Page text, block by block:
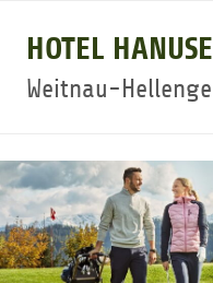
GOLFTURNIERE
GOLFEINSTEIGER
HOTEL
Weitnau-